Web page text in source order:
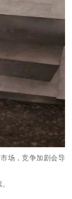
场，竞争加剧会导